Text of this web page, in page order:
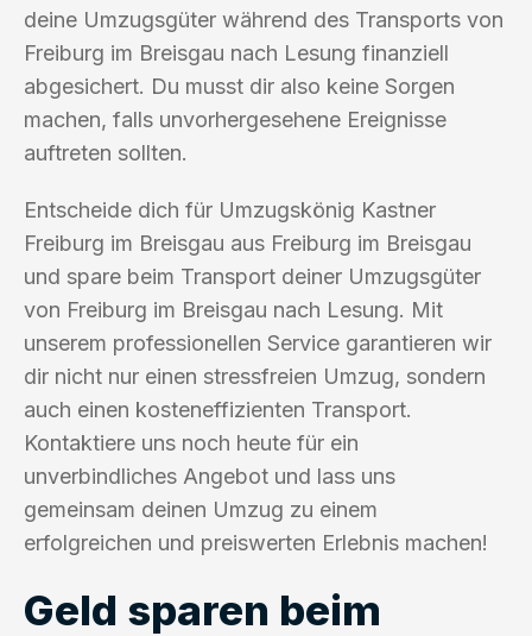
deine Umzugsgüter während des Transports von
Freiburg im Breisgau nach Lesung finanziell
abgesichert. Du musst dir also keine Sorgen
machen, falls unvorhergesehene Ereignisse
auftreten sollten.
Entscheide dich für Umzugskönig Kastner
Freiburg im Breisgau aus Freiburg im Breisgau
und spare beim Transport deiner Umzugsgüter
von Freiburg im Breisgau nach Lesung. Mit
unserem professionellen Service garantieren wir
dir nicht nur einen stressfreien Umzug, sondern
auch einen kosteneffizienten Transport.
Kontaktiere uns noch heute für ein
unverbindliches Angebot und lass uns
gemeinsam deinen Umzug zu einem
erfolgreichen und preiswerten Erlebnis machen!
Geld sparen beim